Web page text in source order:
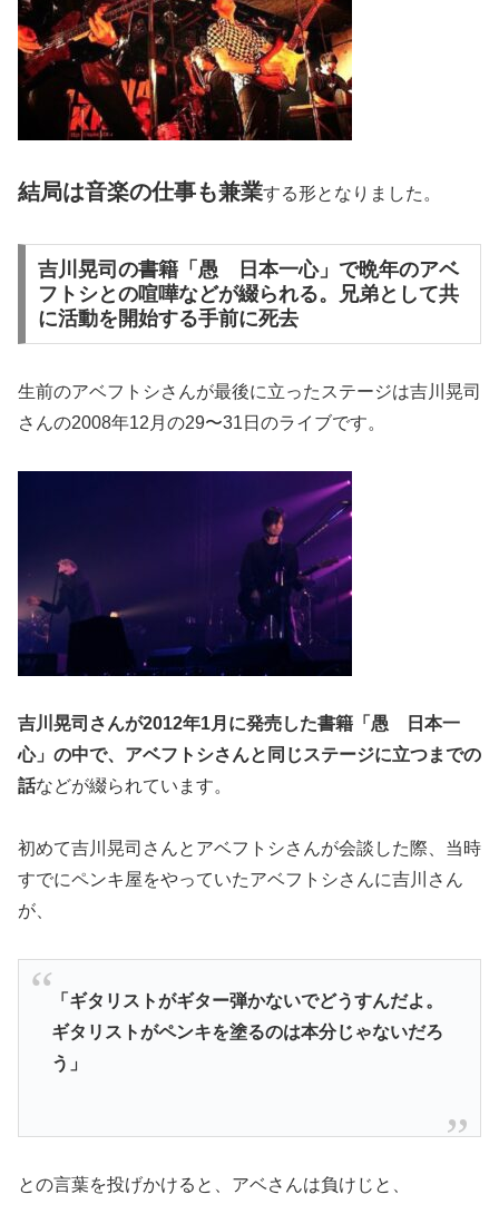
結局は音楽の仕事も兼業する形となりました。
吉川晃司の書籍「愚 日本一心」で晩年のアベ
フトシとの喧嘩などが綴られる。兄弟として共
に活動を開始する手前に死去
生前のアベフトシさんが最後に立ったステージは吉川晃司
さんの2008年12月の29〜31日のライブです。
吉川晃司さんが2012年1月に発売した書籍「愚 日本一
心」の中で、アベフトシさんと同じステージに立つまでの
話などが綴られています。
初めて吉川晃司さんとアベフトシさんが会談した際、当時
すでにペンキ屋をやっていたアベフトシさんに吉川さん
が、
「ギタリストがギター弾かないでどうすんだよ。
ギタリストがペンキを塗るのは本分じゃないだろ
う」
との言葉を投げかけると、アベさんは負けじと、